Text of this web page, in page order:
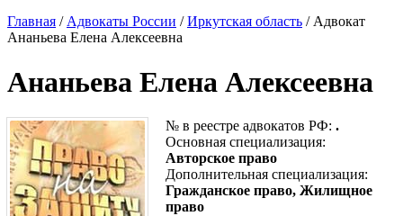
Главная / Адвокаты России /Иркутская область / Адвокат
Ананьева Елена Алексеевна
Ананьева Елена Алексеевна
№ в реестре адвокатов РФ: .
Основная специализация:
Авторское право
Дополнительная специализация:
Гражданское право, Жилищное
право